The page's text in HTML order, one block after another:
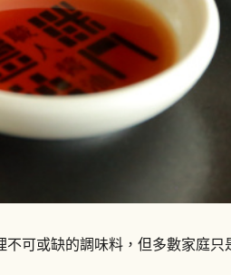
可或缺的調味料，但多數家庭